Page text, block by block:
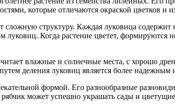
которые отличаются окраской цветков и
структуру. Каждая луковица содержит
луковиц. Когда растение цветет,
влажные и солнечные места, с хорошо
деления луковиц является более
формой. Его разнообразные
может успешно украшать сады и